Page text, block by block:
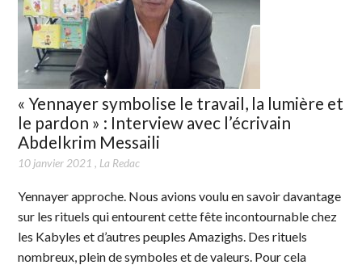
« Yennayer symbolise le travail, la lumière et
le pardon » : Interview avec l’écrivain
Abdelkrim Messaili
10 janvier 2021 , La Redac
Yennayer approche. Nous avions voulu en savoir davantage
sur les rituels qui entourent cette fête incontournable chez
les Kabyles et d’autres peuples Amazighs. Des rituels
nombreux, plein de symboles et de valeurs. Pour cela